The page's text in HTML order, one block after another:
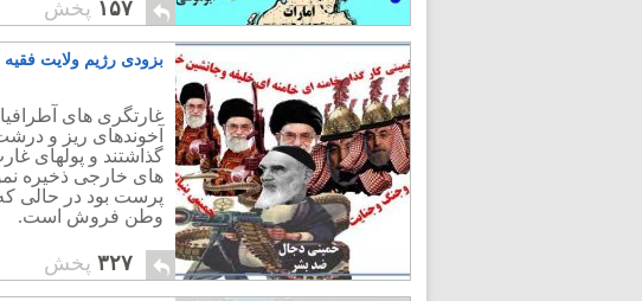
۱۵۷ پخش
بزودی رژیم ولایت
غارتگری های
آخوندهای ریز و
گذاشتند و پولهای
های خارجی ذخیره
پرست بود در حالی
وطن فروش است.
۳۲۷ پخش